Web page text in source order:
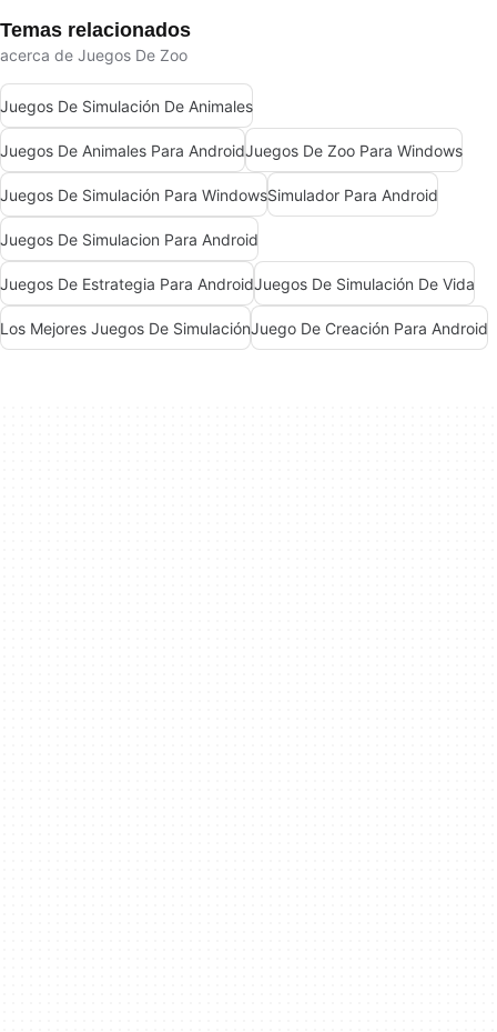
Temas relacionados
acerca de Juegos De Zoo
Juegos De Simulación De Animales
Juegos De Animales Para AndroidJuegos De Zoo Para Windows
Juegos De Simulación Para WindowsSimulador Para Android
Juegos De Simulacion Para Android
Juegos De Estrategia Para AndroidJuegos De Simulación De Vida
Los Mejores Juegos De SimulaciónJuego De Creación Para Android